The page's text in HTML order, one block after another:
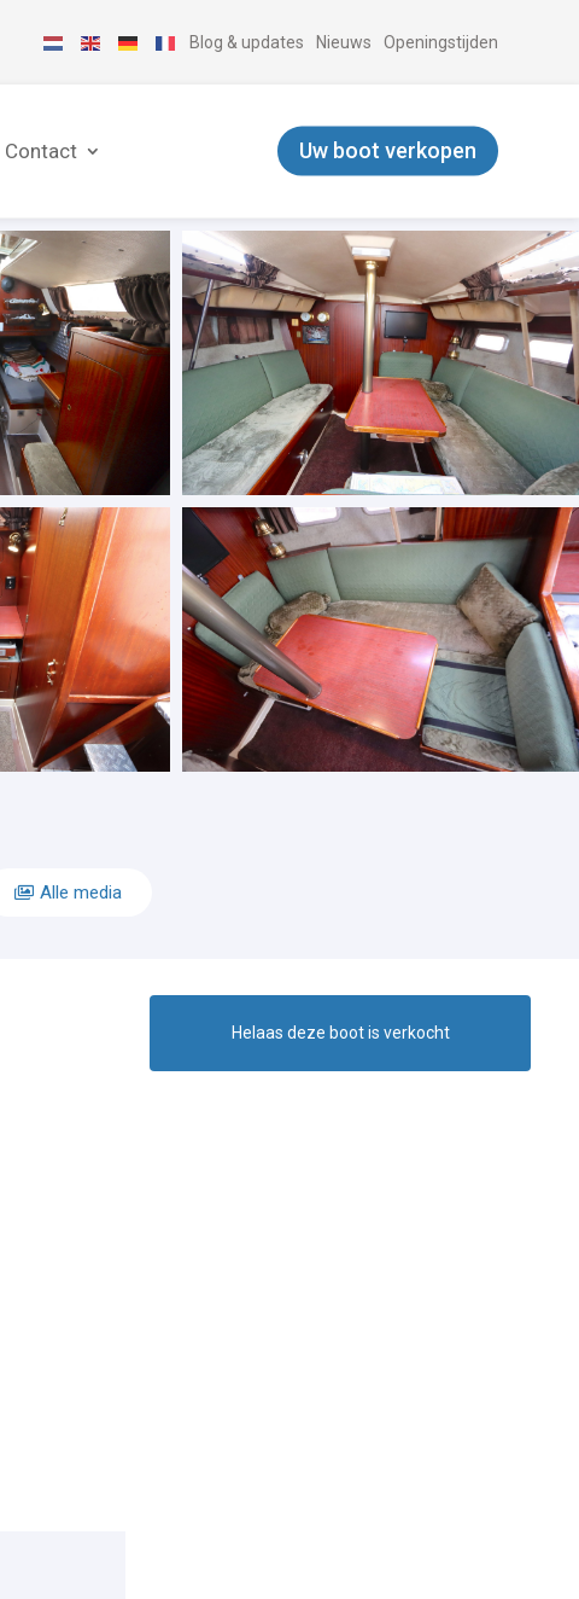
Blog & updates Nieuws Openingstijden
Contact Uw boot verkopen
Alle media
Helaas deze boot is verkocht